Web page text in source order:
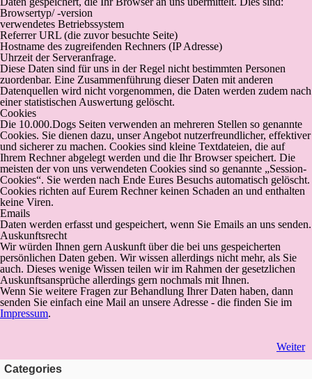
Browsertyp/ -version
verwendetes Betriebssystem
Referrer URL (die zuvor besuchte Seite)
Hostname des zugreifenden Rechners (IP Adresse)
Uhrzeit der Serveranfrage.
Diese Daten sind für uns in der Regel nicht bestimmten Personen
zuordenbar. Eine Zusammenführung dieser Daten mit anderen
Datenquellen wird nicht vorgenommen, die Daten werden zudem nach
einer statistischen Auswertung gelöscht.
Cookies
Die 10.000.Dogs Seiten verwenden an mehreren Stellen so genannte
Cookies. Sie dienen dazu, unser Angebot nutzerfreundlicher, effektiver
und sicherer zu machen. Cookies sind kleine Textdateien, die auf
Ihrem Rechner abgelegt werden und die Ihr Browser speichert. Die
meisten der von uns verwendeten Cookies sind so genannte „Session-
Cookies“. Sie werden nach Ende Eures Besuchs automatisch gelöscht.
Cookies richten auf Eurem Rechner keinen Schaden an und enthalten
keine Viren.
Emails
Daten werden erfasst und gespeichert, wenn Sie Emails an uns senden.
Auskunftsrecht
Wir würden Ihnen gern Auskunft über die bei uns gespeicherten
persönlichen Daten geben. Wir wissen allerdings nicht mehr, als Sie
auch. Dieses wenige Wissen teilen wir im Rahmen der gesetzlichen
Auskunftsansprüche allerdings gern nochmals mit Ihnen.
Wenn Sie weitere Fragen zur Behandlung Ihrer Daten haben, dann
senden Sie einfach eine Mail an unsere Adresse - die finden Sie im
Impressum.
Weiter
Categories